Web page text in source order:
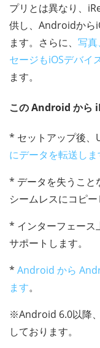
プリとは異なり、
供し、Androidから
ます。さらに、 写真
セージもiOSデバイ
ます。
この Android から
* セットアップ後、
にデータを転送しま
* データを失うこと
シームレスにコピー
* インターフェース
サポートします。
* Android から
ます。
※Android 6.0以降
しております。